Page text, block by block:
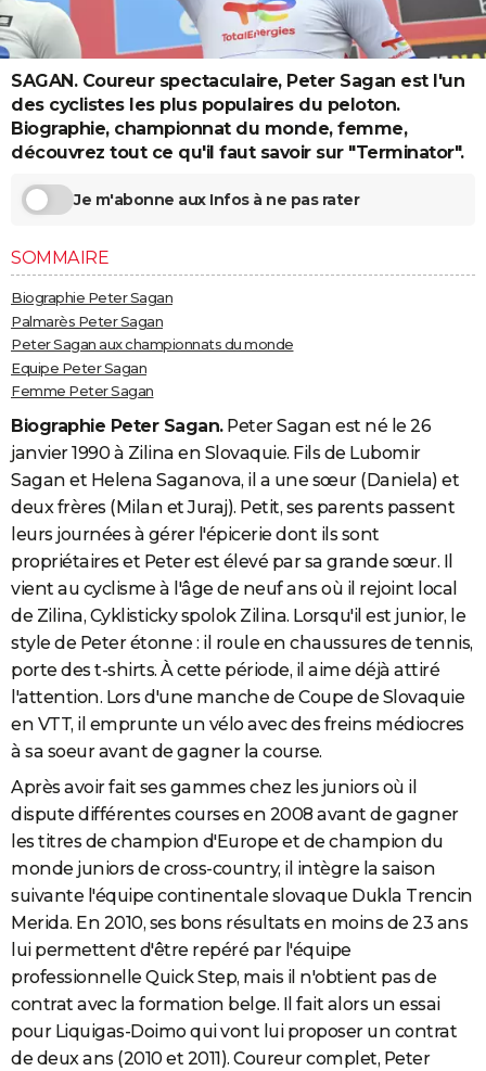
Destinations
City break
Voyage nature
Voyage de noces
Forum
ClimatPHOTO
GUIDES D'ACHAT
BONS PLANS
CARTE DE VOEUX
Carte de Noël
Carte Bonne année
Carte Saint-Valentin
Carte Pâques
Carte d'anniversaire
DICTIONNAIRE
COPAINS D'AVANT
S'inscrire
Se connecter
Lycées
Collèges
Primaires
Universités
Entreprises
Service militaire
Avis de recherche
AVIS DE DÉCÈS
FORUM
Bricolage
Lifestyle
Culture
Sport
Auto
Television
Voyage
Cinema
SAGAN. Coureur spectaculaire, Peter Sagan est l'un
des cyclistes les plus populaires du peloton.
Biographie, championnat du monde, femme,
découvrez tout ce qu'il faut savoir sur "Terminator".
Je m'abonne aux Infos à ne pas rater
SOMMAIRE
Biographie Peter Sagan
Palmarès Peter Sagan
Peter Sagan aux championnats du monde
Equipe Peter Sagan
Femme Peter Sagan
Biographie Peter Sagan.Peter Sagan est né le 26
janvier 1990 à Zilina en Slovaquie. Fils de Lubomir
Sagan et Helena Saganova, il a une sœur (Daniela) et
deux frères (Milan et Juraj). Petit, ses parents passent
leurs journées à gérer l'épicerie dont ils sont
propriétaires et Peter est élevé par sa grande sœur. Il
vient au cyclisme à l'âge de neuf ans où il rejoint local
de Zilina, Cyklisticky spolok Zilina. Lorsqu'il est junior, le
style de Peter étonne : il roule en chaussures de tennis,
porte des t-shirts. À cette période, il aime déjà attiré
l'attention. Lors d'une manche de Coupe de Slovaquie
en VTT, il emprunte un vélo avec des freins médiocres
à sa soeur avant de gagner la course.
Après avoir fait ses gammes chez les juniors où il
dispute différentes courses en 2008 avant de gagner
les titres de champion d'Europe et de champion du
monde juniors de cross-country, il intègre la saison
suivante l'équipe continentale slovaque Dukla Trencin
Merida. En 2010, ses bons résultats en moins de 23 ans
lui permettent d'être repéré par l'équipe
professionnelle Quick Step, mais il n'obtient pas de
contrat avec la formation belge. Il fait alors un essai
pour Liquigas-Doimo qui vont lui proposer un contrat
de deux ans (2010 et 2011). Coureur complet, Peter